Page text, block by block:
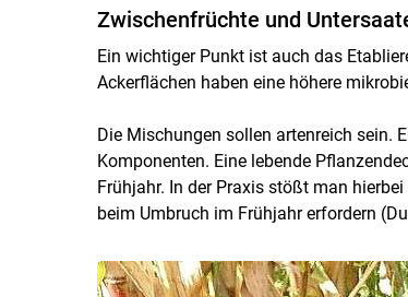
Zwischenfrüchte und
Ein wichtiger Punkt ist auch das
Ackerflächen haben eine höhere
Die Mischungen sollen artenreich sein.
Komponenten. Eine lebende
Frühjahr. In der Praxis stößt man
beim Umbruch im Frühjahr erfordern